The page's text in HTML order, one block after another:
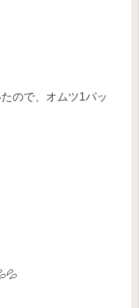
ので、オムツ1パッ